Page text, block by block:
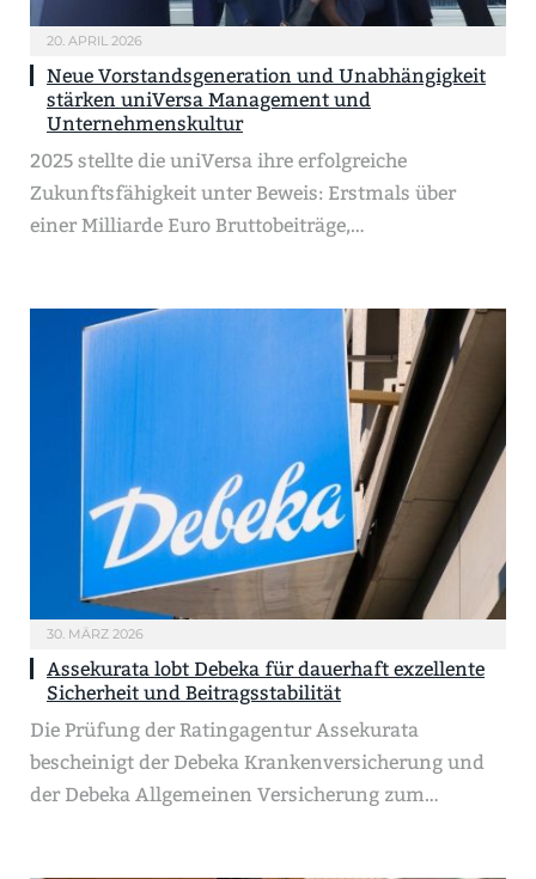
20. APRIL 2026
Neue Vorstandsgeneration und Unabhängigkeit
stärken uniVersa Management und
Unternehmenskultur
2025 stellte die uniVersa ihre erfolgreiche
Zukunftsfähigkeit unter Beweis: Erstmals über
einer Milliarde Euro Bruttobeiträge,…
30. MÄRZ 2026
Assekurata lobt Debeka für dauerhaft exzellente
Sicherheit und Beitragsstabilität
Die Prüfung der Ratingagentur Assekurata
bescheinigt der Debeka Krankenversicherung und
der Debeka Allgemeinen Versicherung zum…